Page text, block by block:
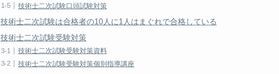
技術士二次試験口頭試験対策
技術士二次試験は合格者の10人に1人はまぐれで合格している
技術士二次試験受験対策
技術士二次試験受験対策資料
技術士二次試験受験対策個別指導講座